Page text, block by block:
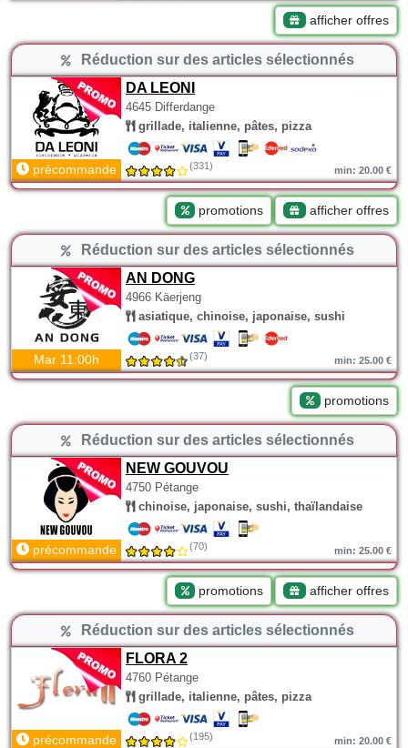
afficher offres
Réduction sur des articles sélectionnés
DA LEONI
4645 Differdange
grillade, italienne, pâtes, pizza
précommande (331) min: 20.00 €
promotions afficher offres
Réduction sur des articles sélectionnés
AN DONG
4966 Käerjeng
asiatique, chinoise, japonaise, sushi
Mar 11:00h (37) min: 25.00 €
promotions
Réduction sur des articles sélectionnés
NEW GOUVOU
4750 Pétange
chinoise, japonaise, sushi, thaïlandaise
précommande (70) min: 25.00 €
promotions afficher offres
Réduction sur des articles sélectionnés
FLORA 2
4760 Pétange
grillade, italienne, pâtes, pizza
précommande (195) min: 20.00 €